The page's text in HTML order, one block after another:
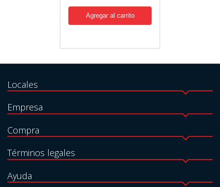
Locales
Empresa
Compra
Términos legales
Ayuda